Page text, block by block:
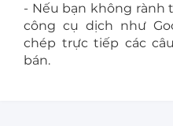
- Nếu bạn không rành
công cụ dịch như
chép trực tiếp các
bán.